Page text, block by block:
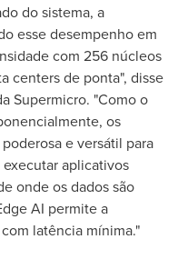
do sistema, a
esse desempenho em
com 256 núcleos
centers de ponta", disse
Supermicro. "Como o
os
e versátil para
aplicativos
onde os dados são
AI permite a
latência mínima."